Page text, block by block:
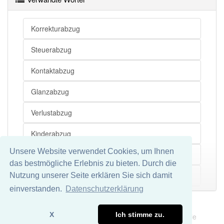
Unsere Website verwendet Cookies, um Ihnen
das bestmögliche Erlebnis zu bieten. Durch die
Nutzung unserer Seite erklären Sie sich damit
einverstanden.
Datenschutzerklärung
X Ich stimme zu.
Abzug
Start
Abzug
Abzug
Abzug
Aufbruch
Abzug
Entlüfter
Dunstabzug
Preisnachlass
Tasteninstrument
Korrekturabzug
Steuerabzug
Kontaktabzug
Glanzabzug
Verlustabzug
Kinderabzug
Papierabzug
Hochglanzabzug
Truppenabzug
Mehr
Datenschutz
Wir übernehmen keine Garantie und keine Haftung für die